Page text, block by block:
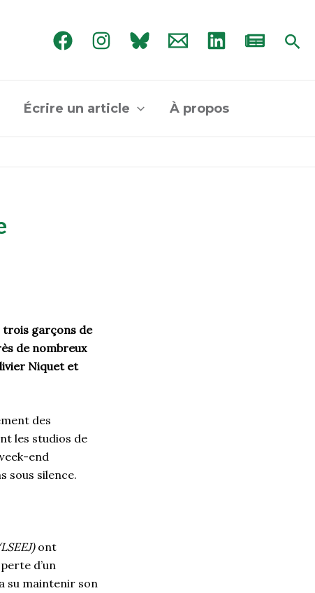
Écrire un article À propos
trois garçons de
de nombreux
Niquet et
des
les studios de
end
sous silence.
ont
d’un
su maintenir son